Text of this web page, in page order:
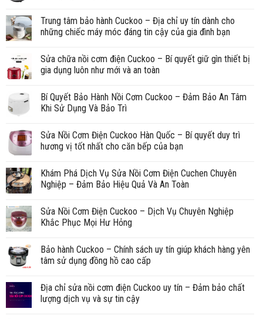
Trung tâm bảo hành Cuckoo – Địa chỉ uy tín dành cho
những chiếc máy móc đáng tin cậy của gia đình bạn
Sửa chữa nồi cơm điện Cuckoo – Bí quyết giữ gìn thiết bị
gia dụng luôn như mới và an toàn
Bí Quyết Bảo Hành Nồi Cơm Cuckoo – Đảm Bảo An Tâm
Khi Sử Dụng Và Bảo Trì
Sửa Nồi Cơm Điện Cuckoo Hàn Quốc – Bí quyết duy trì
hương vị tốt nhất cho căn bếp của bạn
Khám Phá Dịch Vụ Sửa Nồi Cơm Điện Cuchen Chuyên
Nghiệp – Đảm Bảo Hiệu Quả Và An Toàn
Sửa Nồi Cơm Điện Cuckoo – Dịch Vụ Chuyên Nghiệp
Khắc Phục Mọi Hư Hỏng
Bảo hành Cuckoo – Chính sách uy tín giúp khách hàng yên
tâm sử dụng đồng hồ cao cấp
Địa chỉ sửa nồi cơm điện Cuckoo uy tín – Đảm bảo chất
lượng dịch vụ và sự tin cậy